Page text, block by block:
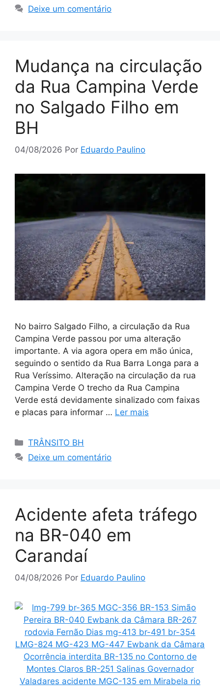
Deixe um comentário
Mudança na circulação
da Rua Campina Verde
no Salgado Filho em
BH
04/08/2026 Por Eduardo Paulino
No bairro Salgado Filho, a circulação da Rua
Campina Verde passou por uma alteração
importante. A via agora opera em mão única,
seguindo o sentido da Rua Barra Longa para a
Rua Veríssimo. Alteração na circulação da rua
Campina Verde O trecho da Rua Campina
Verde está devidamente sinalizado com faixas
e placas para informar … Ler mais
Categorias
TRÂNSITO BH
Deixe um comentário
Acidente afeta tráfego
na BR-040 em
Carandaí
04/08/2026 Por Eduardo Paulino